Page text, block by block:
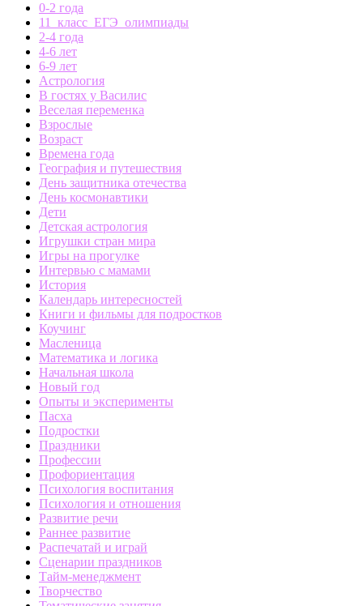
0-2 года
11_класс_ЕГЭ_олимпиады
2-4 года
4-6 лет
6-9 лет
Астрология
В гостях у Василис
Веселая переменка
Взрослые
Возраст
Времена года
География и путешествия
День защитника отечества
День космонавтики
Дети
Детская астрология
Игрушки стран мира
Игры на прогулке
Интервью с мамами
История
Календарь интересностей
Книги и фильмы для подростков
Коучинг
Масленица
Математика и логика
Начальная школа
Новый год
Опыты и эксперименты
Пасха
Подростки
Праздники
Профессии
Профориентация
Психология воспитания
Психология и отношения
Развитие речи
Раннее развитие
Распечатай и играй
Сценарии праздников
Тайм-менеджмент
Творчество